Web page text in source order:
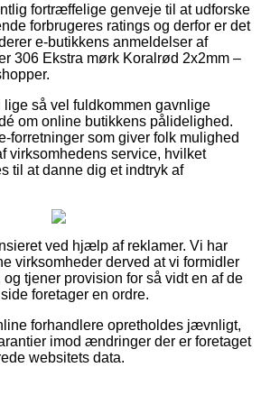
fortræffelige genveje til at udforske
forbrugeres ratings og derfor er det
e-butikkens anmeldelser af
306 Ekstra mørk Koralrød 2x2mm –
lige så vel fuldkommen gavnlige
om online butikkens pålidelighed.
forretninger som giver folk mulighed
virksomhedens service, hvilket
til at danne dig et indtryk af
ved hjælp af reklamer. Vi har
virksomheder derved at vi formidler
tjener provision for så vidt en af de
foretager en ordre.
forhandlere opretholdes jævnligt,
imod ændringer der er foretaget
websitets data.